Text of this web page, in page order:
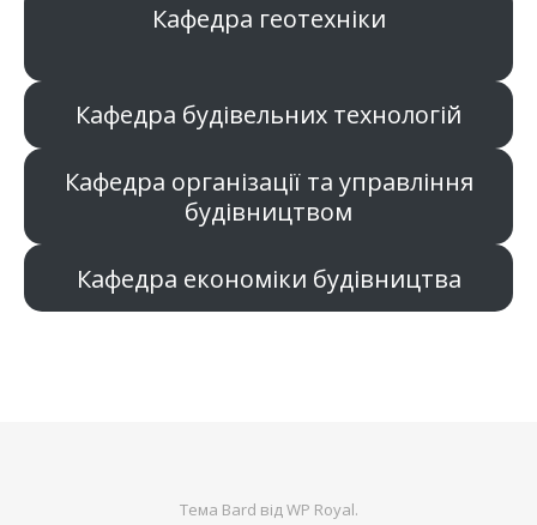
Кафедра геотехніки
Кафедра будівельних технологій
Кафедра організації та управління
будівництвом
Кафедра економіки будівництва
Тема Bard відWP Royal.